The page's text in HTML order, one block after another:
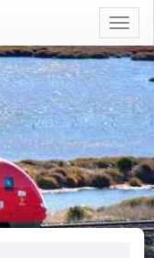
Aç